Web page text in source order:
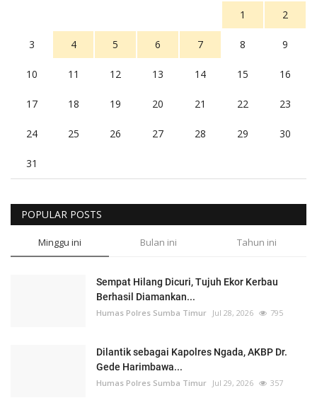
1 2
3 4 5 6 7 8 9
10 11 12 13 14 15 16
17 18 19 20 21 22 23
24 25 26 27 28 29 30
31
POPULAR POSTS
Minggu ini Bulan ini Tahun ini
Sempat Hilang Dicuri, Tujuh Ekor Kerbau
Berhasil Diamankan...
Humas Polres Sumba Timur Jul 28, 2026 795
Dilantik sebagai Kapolres Ngada, AKBP Dr.
Gede Harimbawa...
Humas Polres Sumba Timur Jul 29, 2026 357